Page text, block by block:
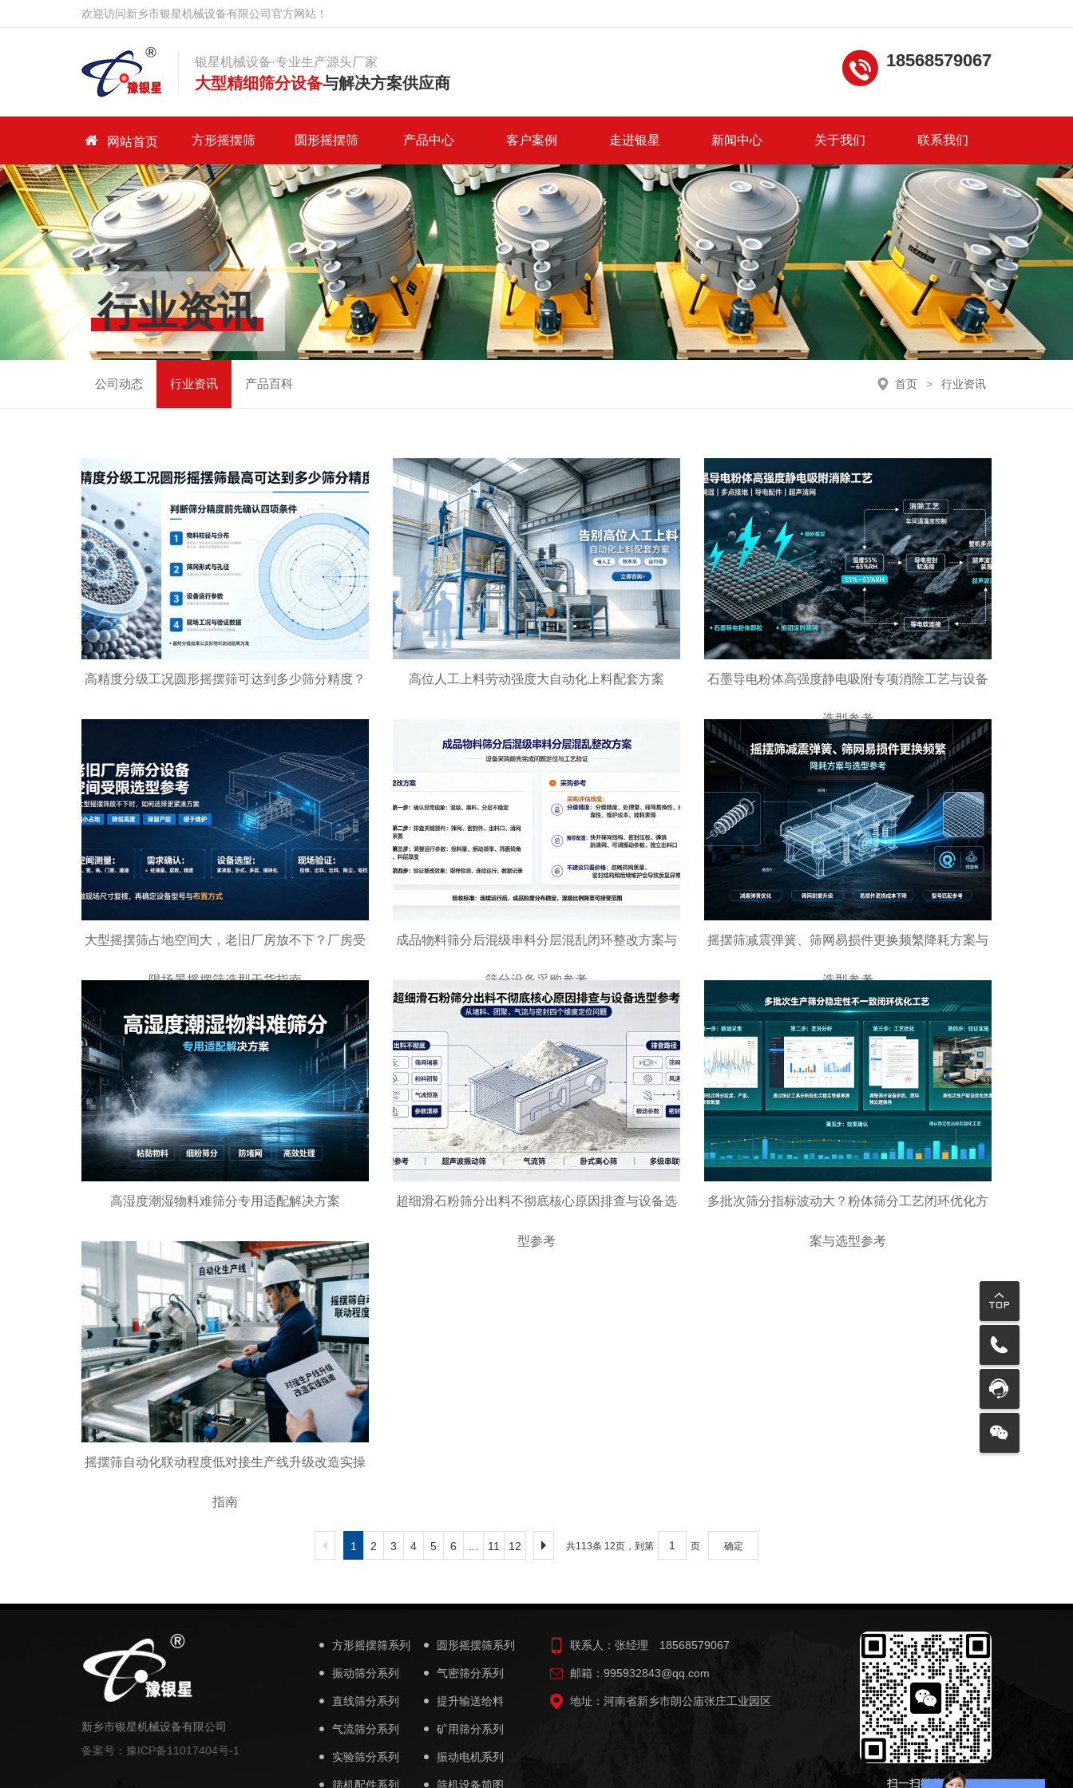
欢迎访问新乡市银星机械设备有限公司官方网站！
银星机械设备·专业生产源头厂家
大型精细筛分设备与解决方案供应商
18568579067
首页
圆形摇摆筛
产品中心
客户案例
走进银星
关于我们
网站首页 方形摇摆筛 圆形摇摆筛 产品中心 客户案例 走进银星 新闻中心 关于我们 联系我们
行业资讯
公司动态 行业资讯 产品百科 首页 > 行业资讯
高精度分级工况圆形摇摆筛可达到多少筛分精度？ 高位人工上料劳动强度大自动化上料配套方案 石墨导电粉体高强度静电吸附专项消除工艺与设备
选型参考
大型摇摆筛占地空间大，老旧厂房放不下？厂房受
限场景摇摆筛选型干货指南
成品物料筛分后混级串料分层混乱闭环整改方案与
筛分设备采购参考
摇摆筛减震弹簧、筛网易损件更换频繁降耗方案与
选型参考
高湿度潮湿物料难筛分专用适配解决方案 超细滑石粉筛分出料不彻底核心原因排查与设备选
型参考
多批次筛分指标波动大？粉体筛分工艺闭环优化方
案与选型参考
摇摆筛自动化联动程度低对接生产线升级改造实操
指南
1 2 3 4 5 6 11 12 共113条 12页，到第 页 确定
新乡市银星机械设备有限公司
备案号：豫ICP备11017404号-1
方形摇摆筛系列 圆形摇摆筛系列
振动筛分系列 气密筛分系列
直线筛分系列 提升输送给料
气流筛分系列 矿用筛分系列
实验筛分系列 振动电机系列
筛机配件系列 筛机设备简图
联系人：张经理 18568579067
邮箱：995932843@qq.com
地址：河南省新乡市朗公庙张庄工业园区
扫一扫微信咨询